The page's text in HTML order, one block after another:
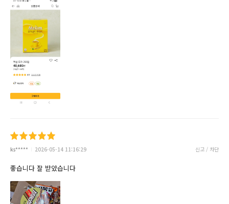
ks***** 2026-05-14 11:16:29 신고 / 차단
좋습니다 잘 받았습니다